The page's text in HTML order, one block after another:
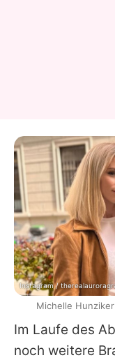
Im Laufe des
noch weitere
Instagram /
Michelle